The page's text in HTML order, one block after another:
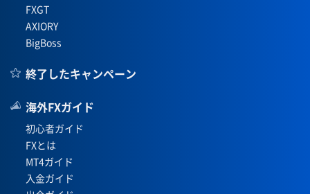
FXGT
AXIORY
BigBoss
終了したキャンペーン
海外FXガイド
初心者ガイド
FXとは
MT4ガイド
入金ガイド